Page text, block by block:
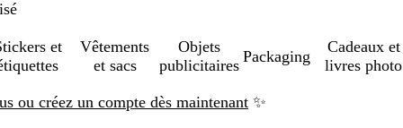
et
Vêtements
et sacs
Objets
publicitaires
Packaging
Cadeaux et
livres photo
ou créez un compte dès maintenant ✨